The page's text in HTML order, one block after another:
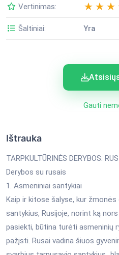
Vertinimas:
Šaltiniai: Yra
Gauti
Ištrauka
TARPKULTŪRINĖS DERYBOS:
Derybos su rusais
1. Asmeniniai santykiai
Kaip ir kitose šalyse, kur
santykius, Rusijoje, norint ką nors
pasiekti, būtina turėti asmeninių
pažįsti. Rusai vadina šiuos